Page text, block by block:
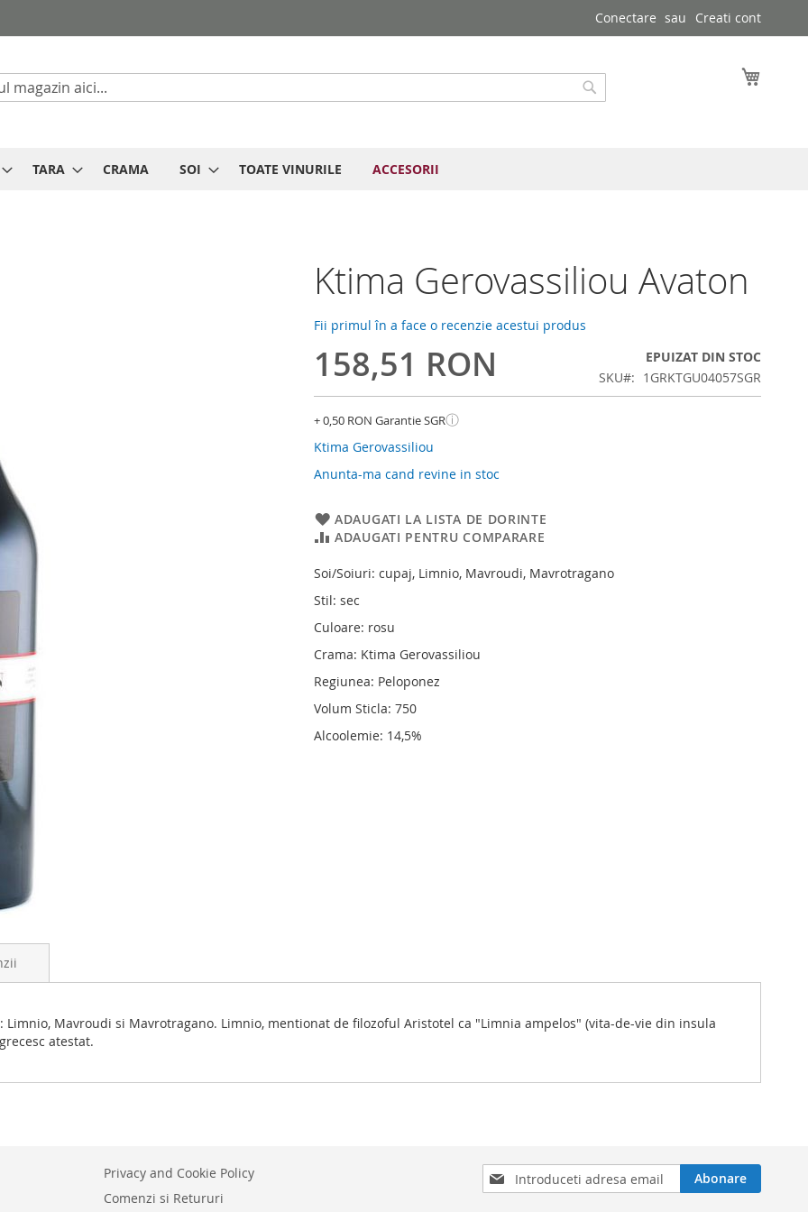
Conectare Creati cont
Cautare
TARA CRAMA SOI TOATE VINURILE ACCESORII
Ktima Gerovassiliou Avaton
Fii primul în a face o recenzie acestui produs
158,51 RON
EPUIZAT DIN STOC
SKU
1GRKTGU04057SGR
+ 0,50 RON Garantie SGRⓘ
Ktima Gerovassiliou
Anunta-ma cand revine in stoc
ADAUGATI LA LISTA DE DORINTE
ADAUGATI PENTRU COMPARARE
Soi/Soiuri: cupaj, Limnio, Mavroudi, Mavrotragano
Stil: sec
Culoare: rosu
Crama: Ktima Gerovassiliou
Regiunea: Peloponez
Volum Sticla: 750
Alcoolemie: 14,5%
Mavroudi si Mavrotragano. Limnio, mentionat de filozoful Aristotel ca "Limnia ampelos" (vita-de-vie din insula
atestat.
Privacy and Cookie Policy
Comenzi si Retururi
Inscrieti-
va
Abonare